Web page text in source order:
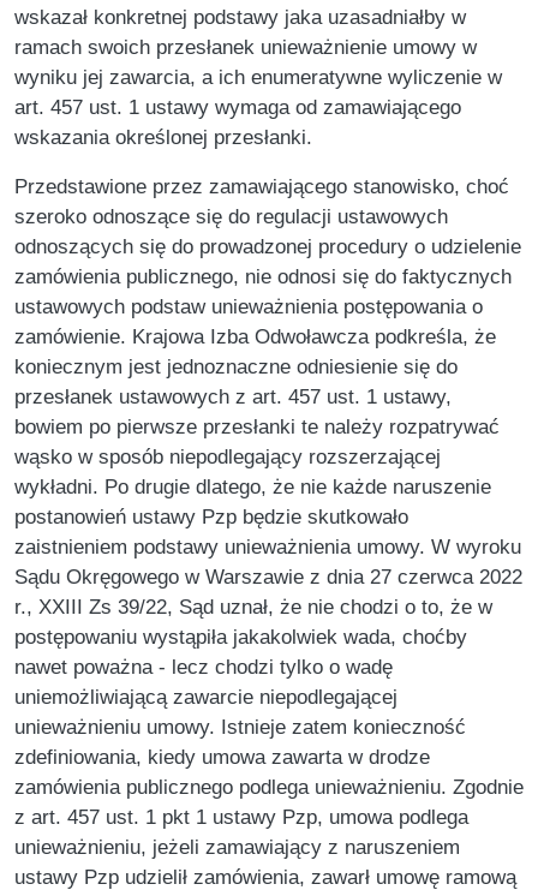
wskazał konkretnej podstawy jaka uzasadniałby w
ramach swoich przesłanek unieważnienie umowy w
wyniku jej zawarcia, a ich enumeratywne wyliczenie w
art. 457 ust. 1 ustawy wymaga od zamawiającego
wskazania określonej przesłanki.
Przedstawione przez zamawiającego stanowisko, choć
szeroko odnoszące się do regulacji ustawowych
odnoszących się do prowadzonej procedury o udzielenie
zamówienia publicznego, nie odnosi się do faktycznych
ustawowych podstaw unieważnienia postępowania o
zamówienie. Krajowa Izba Odwoławcza podkreśla, że
koniecznym jest jednoznaczne odniesienie się do
przesłanek ustawowych z art. 457 ust. 1 ustawy,
bowiem po pierwsze przesłanki te należy rozpatrywać
wąsko w sposób niepodlegający rozszerzającej
wykładni. Po drugie dlatego, że nie każde naruszenie
postanowień ustawy Pzp będzie skutkowało
zaistnieniem podstawy unieważnienia umowy. W wyroku
Sądu Okręgowego w Warszawie z dnia 27 czerwca 2022
r., XXIII Zs 39/22, Sąd uznał, że nie chodzi o to, że w
postępowaniu wystąpiła jakakolwiek wada, choćby
nawet poważna - lecz chodzi tylko o wadę
uniemożliwiającą zawarcie niepodlegającej
unieważnieniu umowy. Istnieje zatem konieczność
zdefiniowania, kiedy umowa zawarta w drodze
zamówienia publicznego podlega unieważnieniu. Zgodnie
z art. 457 ust. 1 pkt 1 ustawy Pzp, umowa podlega
unieważnieniu, jeżeli zamawiający z naruszeniem
ustawy Pzp udzielił zamówienia, zawarł umowę ramową